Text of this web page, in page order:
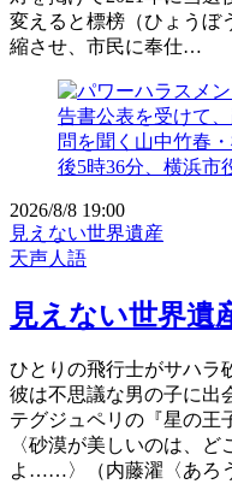
変えると標榜（ひょうぼ
縮させ、市民に奉仕…
2026/8/8 19:00
見えない世界遺産
天声人語
見えない世界遺
ひとりの飛行士がサハラ
彼は不思議な男の子に出
テグジュペリの『星の王
〈砂漠が美しいのは、
よ……〉（内藤濯〈あろ